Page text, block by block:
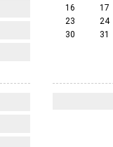
16
17
23
24
30
31